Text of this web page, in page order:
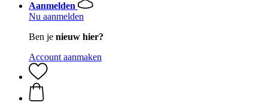
Aanmelden
Nu aanmelden
Ben je nieuw hier?
Account aanmaken